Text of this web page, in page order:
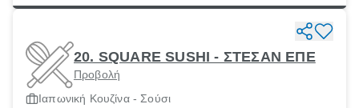
20. SQUARE SUSHI - ΣΤΕΣΑΝ ΕΠΕ
Προβολή
Ιαπωνική Κουζίνα - Σούσι